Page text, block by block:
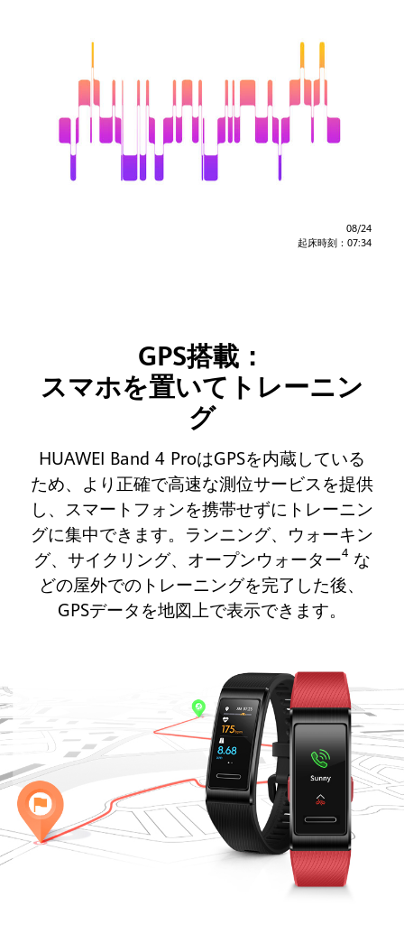
08/24
起床時刻：07:34
GPS搭載：
スマホを置いてトレーニン
グ
HUAWEI Band 4 ProはGPSを内蔵している
ため、より正確で高速な測位サービスを提供
し、スマートフォンを携帯せずにトレーニン
グに集中できます。ランニング、ウォーキン
グ、サイクリング、オープンウォーター4な
どの屋外でのトレーニングを完了した後、
GPSデータを地図上で表示できます。